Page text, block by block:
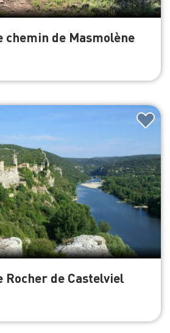
chemin de Masmolène
Rocher de Castelviel